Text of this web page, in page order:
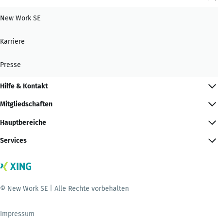
New Work SE
Karriere
Presse
Hilfe & Kontakt
Mitgliedschaften
Hauptbereiche
Services
© New Work SE | Alle Rechte vorbehalten
Impressum